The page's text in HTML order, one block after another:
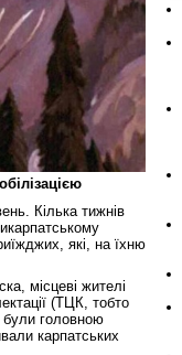
Кілька тижнів
які, на їхню
місцеві жителі
(ТЦК, тобто
були головною
карпатських